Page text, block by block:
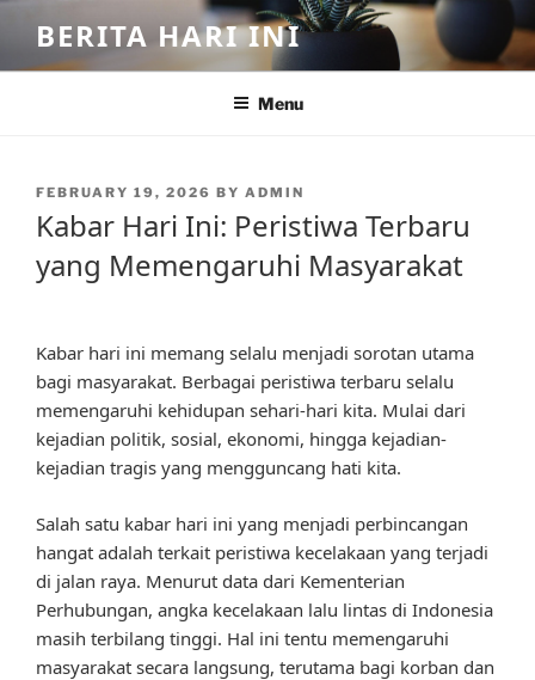
content
BERITA HARI INI
Menu
POSTED
FEBRUARY 19, 2026 BY ADMIN
Kabar Hari Ini: Peristiwa Terbaru
yang Memengaruhi Masyarakat
Kabar hari ini memang selalu menjadi sorotan utama
bagi masyarakat. Berbagai peristiwa terbaru selalu
memengaruhi kehidupan sehari-hari kita. Mulai dari
kejadian politik, sosial, ekonomi, hingga kejadian-
kejadian tragis yang mengguncang hati kita.
Salah satu kabar hari ini yang menjadi perbincangan
hangat adalah terkait peristiwa kecelakaan yang terjadi
di jalan raya. Menurut data dari Kementerian
Perhubungan, angka kecelakaan lalu lintas di Indonesia
masih terbilang tinggi. Hal ini tentu memengaruhi
masyarakat secara langsung, terutama bagi korban dan